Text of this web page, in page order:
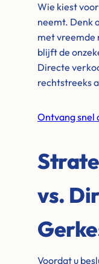
Wie kiest
neemt. Denk
met vreemde
blijft de
Directe
rechtstreeks
Ontvang snel
vs.
Voordat u